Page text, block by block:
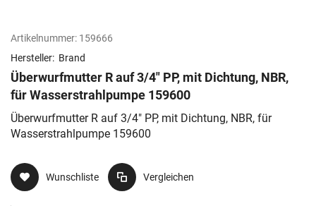
Artikelnummer: 159666
Hersteller: Brand
Überwurfmutter R auf 3/4" PP, mit Dichtung, NBR,
für Wasserstrahlpumpe 159600
Überwurfmutter R auf 3/4" PP, mit Dichtung, NBR, für
Wasserstrahlpumpe 159600
Wunschliste Vergleichen